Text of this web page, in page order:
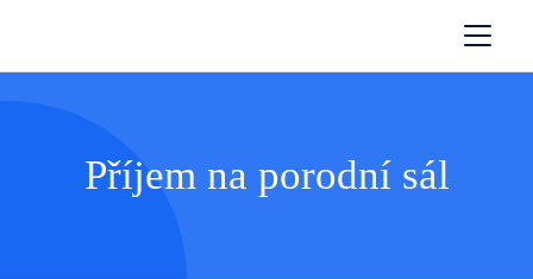
Příjem na porodní sál